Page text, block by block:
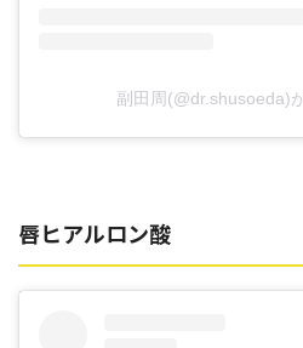
副田周(@dr.shusoeda)
唇ヒアルロン酸